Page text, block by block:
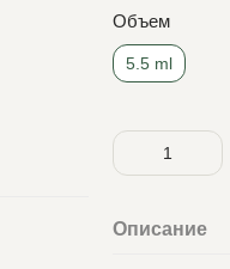
Объем
5.5 ml
Описание